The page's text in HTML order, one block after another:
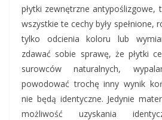
płytki zewnętrzne antypoślizgowe,
wszystkie te cechy były spełnione,
tylko odcienia koloru lub
zdawać sobie sprawę, że płytki
surowców naturalnych,
powodować trochę inny wynik
nie będą identyczne. Jedynie
możliwość uzyskania